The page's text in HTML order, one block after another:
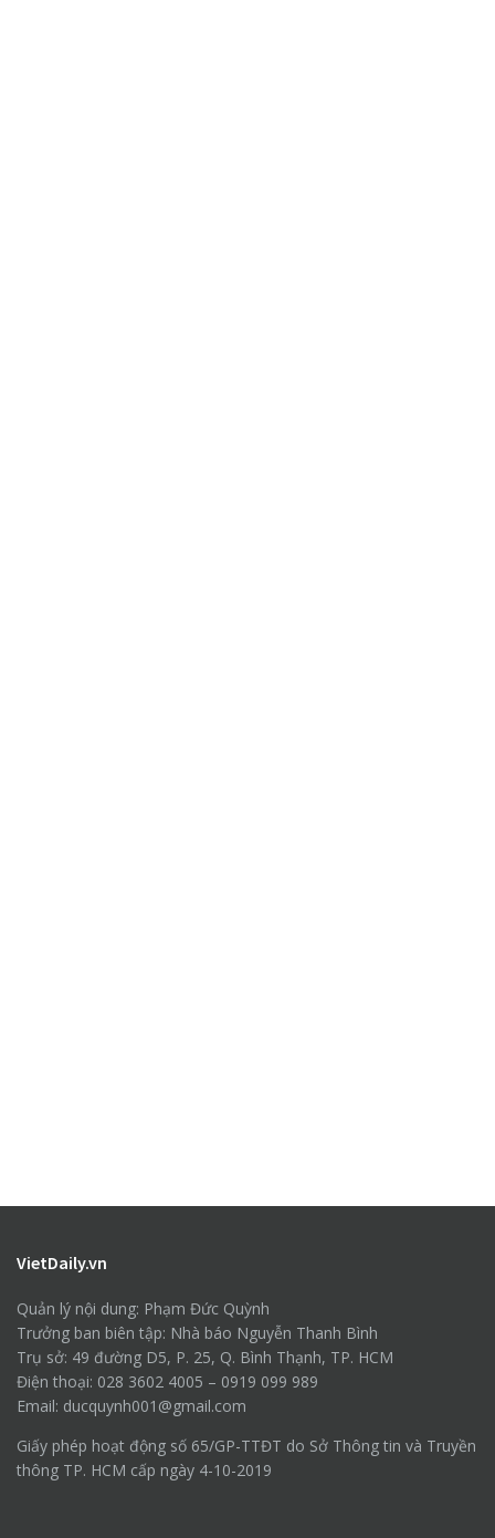
VietDaily.vn
Quản lý nội dung: Phạm Đức Quỳnh
Trưởng ban biên tập: Nhà báo Nguyễn Thanh Bình
Trụ sở: 49 đường D5, P. 25, Q. Bình Thạnh, TP. HCM
Điện thoại: 028 3602 4005 – 0919 099 989
Email: ducquynh001@gmail.com
Giấy phép hoạt động số 65/GP-TTĐT do Sở Thông tin và Truyền
thông TP. HCM cấp ngày 4-10-2019